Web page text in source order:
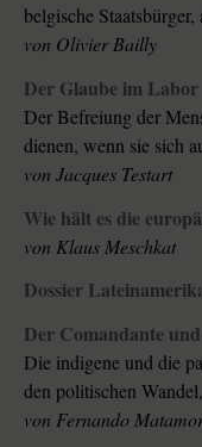
von Olivier Bailly
Der Glaube im Labor
Der Befreiung der
von Jacques Testart
Wie hält es die
von Klaus Meschkat
Dossier
Der Comandante
Die indigene und die
den politischen
von Fernando